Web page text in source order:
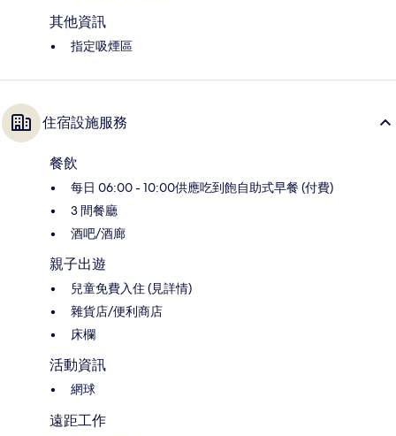
其他資訊
指定吸煙區
住宿設施服務
餐飲
每日 06:00 - 10:00供應吃到飽自助式早餐 (付費)
3 間餐廳
酒吧/酒廊
親子出遊
兒童免費入住 (見詳情)
雜貨店/便利商店
床欄
活動資訊
網球
遠距工作